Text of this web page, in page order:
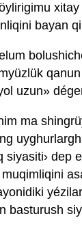
bayan
uzun»
ma
siyasiti› dep
basturush